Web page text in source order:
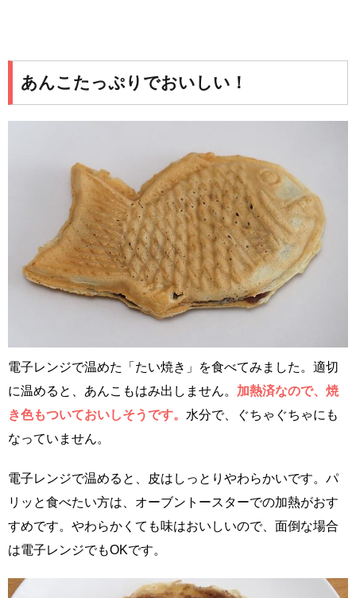
あんこたっぷりでおいしい！
電子レンジで温めた「たい焼き」を食べてみました。適切
に温めると、あんこもはみ出しません。 加熱済なので、焼
き色もついておいしそうです。 水分で、ぐちゃぐちゃにも
なっていません。
電子レンジで温めると、皮はしっとりやわらかいです。パ
リッと食べたい方は、オーブントースターでの加熱がおす
すめです。やわらかくても味はおいしいので、面倒な場合
は電子レンジでもOKです。